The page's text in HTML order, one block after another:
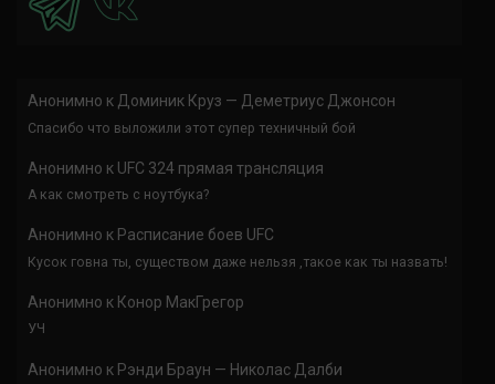
Анонимно к Доминик Круз — Деметриус Джонсон
Спасибо что выложили этот супер техничный бой
Анонимно к UFC 324 прямая трансляция
А как смотреть с ноутбука?
Анонимно к Расписание боев UFC
Кусок говна ты, существом даже нельзя ,такое как ты назвать!
Анонимно к Конор МакГрегор
УЧ
Анонимно к Рэнди Браун — Николас Далби